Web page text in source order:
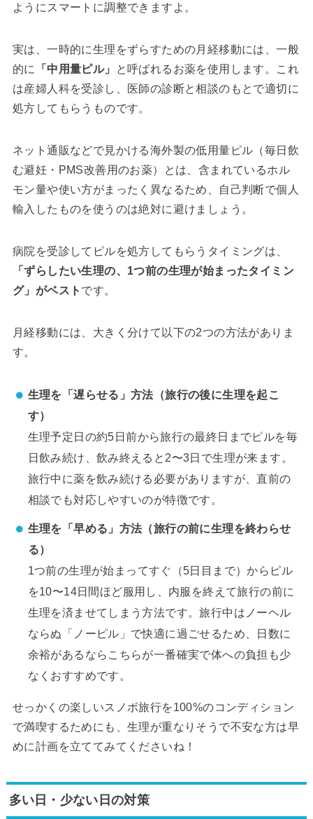
ようにスマートに調整できますよ。
実は、一時的に生理をずらすための月経移動には、一般
的に
「中用量ピル」
と呼ばれるお薬を使用します。これ
は産婦人科を受診し、医師の診断と相談のもとで適切に
処方してもらうものです。
ネット通販などで見かける海外製の低用量ピル（毎日飲
む避妊・PMS改善用のお薬）とは、含まれているホル
モン量や使い方がまったく異なるため、自己判断で個人
輸入したものを使うのは絶対に避けましょう。
病院を受診してピルを処方してもらうタイミングは、
「ずらしたい生理の、1つ前の生理が始まったタイミン
グ」がベスト です。
月経移動には、大きく分けて以下の2つの方法がありま
す。
生理を「遅らせる」方法（旅行の後に生理を起こ
す）
生理予定日の約5日前から旅行の最終日までピルを毎
日飲み続け、飲み終えると2〜3日で生理が来ます。
旅行中に薬を飲み続ける必要がありますが、直前の
相談でも対応しやすいのが特徴です。
生理を「早める」方法（旅行の前に生理を終わらせ
る）
1つ前の生理が始まってすぐ（5日目まで）からピル
を10〜14日間ほど服用し、内服を終えて旅行の前に
生理を済ませてしまう方法です。旅行中はノーヘル
ならぬ「ノーピル」で快適に過ごせるため、日数に
余裕があるならこちらが一番確実で体への負担も少
なくおすすめです。
せっかくの楽しいスノボ旅行を100%のコンディション
で満喫するためにも、生理が重なりそうで不安な方は早
めに計画を立ててみてくださいね！
多い日・少ない日の対策